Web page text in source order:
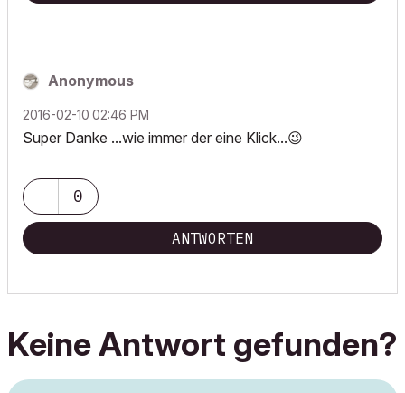
Anonymous
‎2016-02-10 02:46 PM
Super Danke ...wie immer der eine Klick...😉
0
ANTWORTEN
Keine Antwort gefunden?